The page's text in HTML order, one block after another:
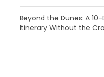
Beyond the Dunes: A
Itinerary Without the